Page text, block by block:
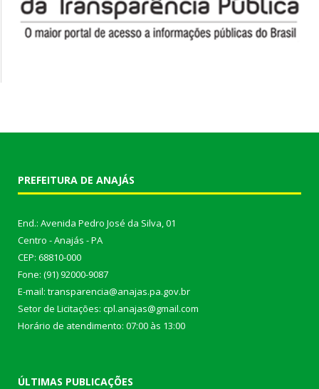
PREFEITURA DE ANAJÁS
End.: Avenida Pedro José da Silva, 01
Centro - Anajás - PA
CEP: 68810-000
Fone: (91) 92000-9087
E-mail: transparencia@anajas.pa.gov.br
Setor de Licitações: cpl.anajas@gmail.com
Horário de atendimento: 07:00 às 13:00
ÚLTIMAS PUBLICAÇÕES